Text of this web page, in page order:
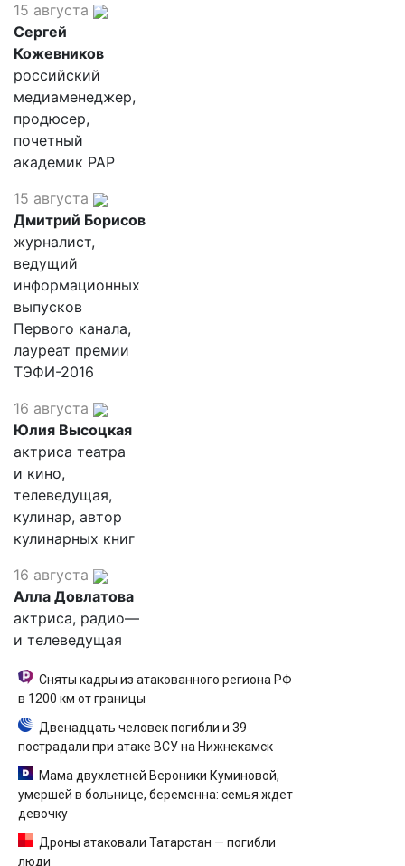
15 августа
Сергей
Кожевников
российский
медиаменеджер,
продюсер,
почетный
академик РАР
15 августа
Дмитрий Борисов
журналист,
ведущий
информационных
выпусков
Первого канала,
лауреат премии
ТЭФИ-2016
16 августа
Юлия Высоцкая
актриса театра
и кино,
телеведущая,
кулинар, автор
кулинарных книг
16 августа
Алла Довлатова
актриса, радио—
и телеведущая
Сняты кадры из атакованного региона РФ
в 1200 км от границы
Двенадцать человек погибли и 39
пострадали при атаке ВСУ на Нижнекамск
Мама двухлетней Вероники Куминовой,
умершей в больнице, беременна: семья ждет
девочку
Дроны атаковали Татарстан — погибли
люди